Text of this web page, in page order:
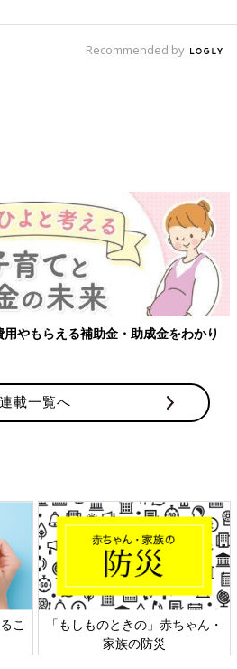
Recommended by
やもらえる補助金・助成金をわかり
連載一覧へ
こ
「もしものときの」赤ちゃん・
家族の防災